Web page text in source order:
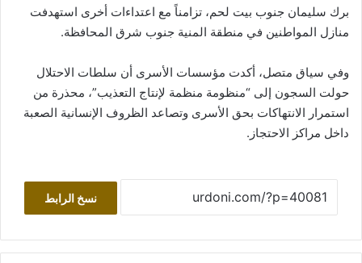
برك سليمان جنوب بيت لحم، تزامناً مع اعتداءات أخرى استهدفت
منازل المواطنين في منطقة المنية جنوب شرق المحافظة.
وفي سياق متصل، أكدت مؤسسات الأسرى أن سلطات الاحتلال
حولت السجون إلى “منظومة منظمة لإنتاج التعذيب”، محذرة من
استمرار الانتهاكات بحق الأسرى وتصاعد الظروف الإنسانية الصعبة
داخل مراكز الاحتجاز.
نسخ الرابط